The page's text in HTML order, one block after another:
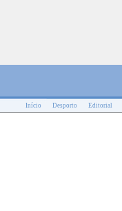
Início Desporto Editorial